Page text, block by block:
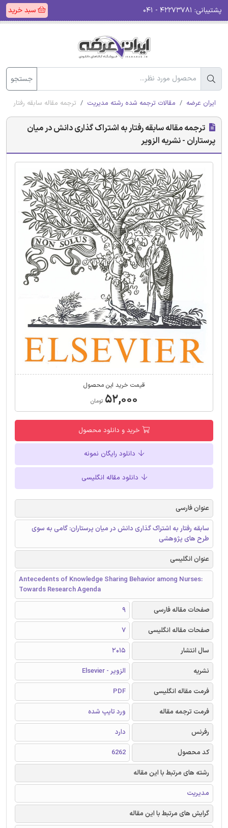
پشتیبانی: سبد خرید
جستجو
ایران عرضه مقالات ترجمه شده رشته مدیریت ترجمه مقاله سابقه رفتار
ترجمه مقاله سابقه رفتار به اشتراک گذاری دانش در میان
پرستاران - نشریه الزویر
قیمت خرید این محصول
۵۲,۰۰۰ تومان
خرید و دانلود محصول
دانلود رایگان نمونه
دانلود مقاله انگلیسی
عنوان فارسی
سابقه رفتار به اشتراک گذاری دانش در میان پرستاران: گامی به سوی
طرح های پژوهشی
عنوان انگلیسی
Antecedents of Knowledge Sharing Behavior among Nurses:
Towards Research Agenda
صفحات مقاله فارسی
9
صفحات مقاله انگلیسی
7
سال انتشار
2015
نشریه
الزویر - Elsevier
فرمت مقاله انگلیسی
PDF
فرمت ترجمه مقاله
ورد تایپ شده
رفرنس
دارد
کد محصول
6262
رشته های مرتبط با این مقاله
مدیریت
گرایش های مرتبط با این مقاله